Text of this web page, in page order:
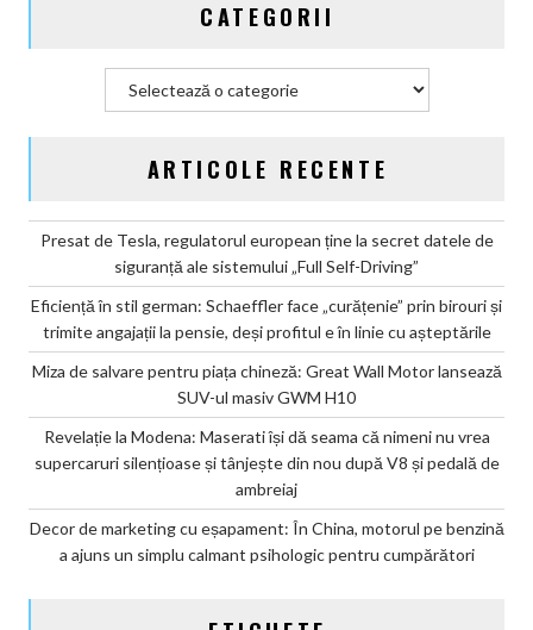
CATEGORII
ARTICOLE RECENTE
Presat de Tesla, regulatorul european ține la secret datele de
siguranță ale sistemului „Full Self-Driving”
Eficiență în stil german: Schaeffler face „curățenie” prin birouri și
trimite angajații la pensie, deși profitul e în linie cu așteptările
Miza de salvare pentru piața chineză: Great Wall Motor lansează
SUV-ul masiv GWM H10
Revelație la Modena: Maserati își dă seama că nimeni nu vrea
supercaruri silențioase și tânjește din nou după V8 și pedală de
ambreiaj
Decor de marketing cu eșapament: În China, motorul pe benzină
a ajuns un simplu calmant psihologic pentru cumpărători